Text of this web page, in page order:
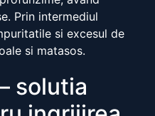
Prin intermediul
si excesul de
si matasos.
solutia